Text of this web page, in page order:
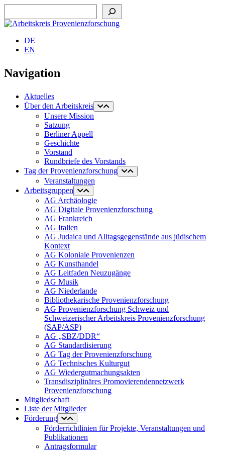
DE
EN
Navigation
Aktuelles
Über den Arbeitskreis
Unsere Mission
Satzung
Berliner Appell
Geschichte
Vorstand
Rundbriefe des Vorstands
Tag der Provenienzforschung
Veranstaltungen
Arbeitsgruppen
AG Archäologie
AG Digitale Provenienzforschung
AG Frankreich
AG Italien
AG Judaica und Alltagsgegenstände aus jüdischem
Kontext
AG Koloniale Provenienzen
AG Kunsthandel
AG Leitfaden Neuzugänge
AG Musik
AG Niederlande
Bibliothekarische Provenienzforschung
AG Provenienzforschung Schweiz und
Schweizerischer Arbeitskreis Provenienzforschung
(SAP/ASP)
AG „SBZ/DDR“
AG Standardisierung
AG Tag der Provenienzforschung
AG Technisches Kulturgut
AG Wiedergutmachungsakten
Transdisziplinäres Promovierendennetzwerk
Provenienzforschung
Mitgliedschaft
Liste der Mitglieder
Förderung
Förderrichtlinien für Projekte, Veranstaltungen und
Publikationen
Antragsformular